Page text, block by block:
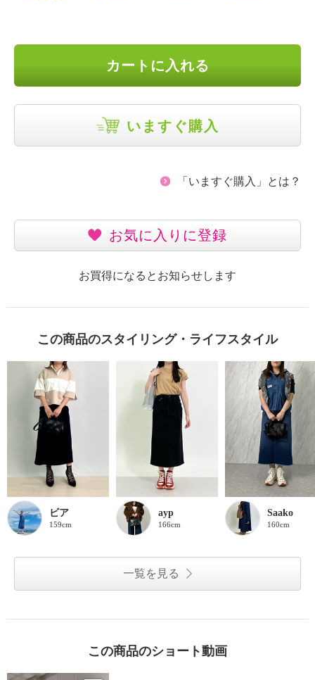
カートに入れる
いますぐ購入
「いますぐ購入」とは？
お気に入りに登録
お買得になるとお知らせします
この商品のスタイリング・ライフスタイル
ビア
159cm
ayp
166cm
Saako
160cm
一覧を見る
この商品のショート動画